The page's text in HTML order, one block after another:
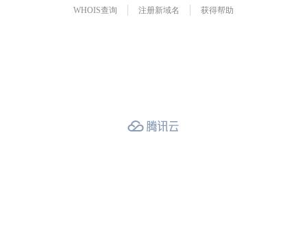
WHOIS查询 注册新域名 获得帮助